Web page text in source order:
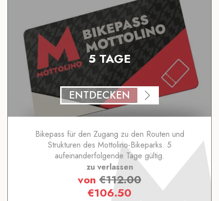
5 TAGE
ENTDECKEN
Bikepass für den Zugang zu den Routen und
Strukturen des Mottolino-Bikeparks. 5
aufeinanderfolgende Tage gültig.
zu verlassen
von €112.00
€106.50